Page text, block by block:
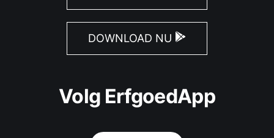
DOWNLOAD NU
Volg ErfgoedApp